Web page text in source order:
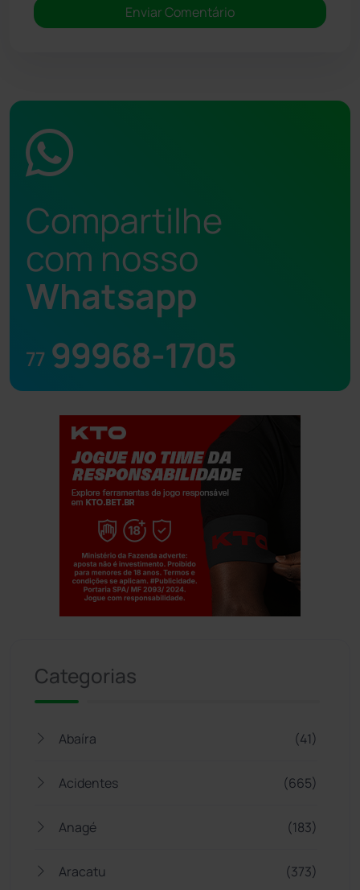
Compartilhe
com nosso
Whatsapp
77 99968-1705
Categorias
Abaíra (41)
Acidentes (665)
Anagé (183)
Aracatu (373)